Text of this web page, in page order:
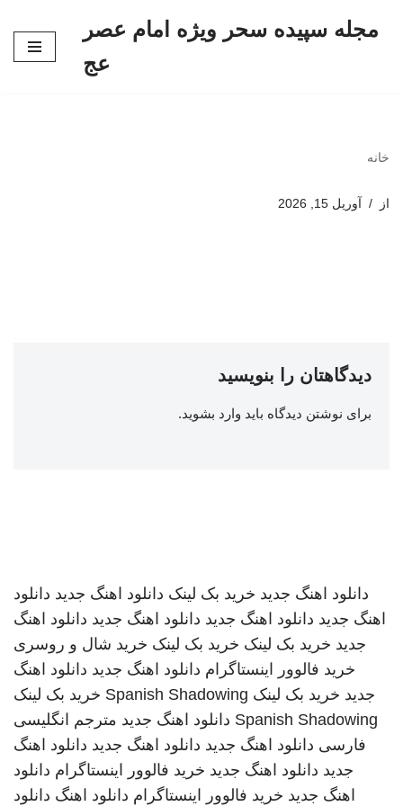
مجله سپیده سحر ویژه امام عصر
عج
خانه
از آوریل 15, 2026
دیدگاهتان را بنویسید
برای نوشتن دیدگاه باید وارد بشوید.
دانلود اهنگ جدید خرید بک لینک دانلود اهنگ جدید دانلود
اهنگ جدید دانلود اهنگ جدید دانلود اهنگ جدید دانلود اهنگ
جدید خرید بک لینک خرید بک لینک خرید شال و روسری
خرید فالوور اینستاگرام دانلود اهنگ جدید دانلود اهنگ
جدید خرید بک لینک Spanish Shadowing خرید بک لینک
Spanish Shadowing دانلود اهنگ جدید مترجم انگلیسی
فارسی دانلود اهنگ جدید دانلود اهنگ جدید دانلود اهنگ
جدید دانلود اهنگ جدید خرید فالوور اینستاگرام دانلود
اهنگ جدید خرید فالوور اینستاگرام دانلود اهنگ دانلود